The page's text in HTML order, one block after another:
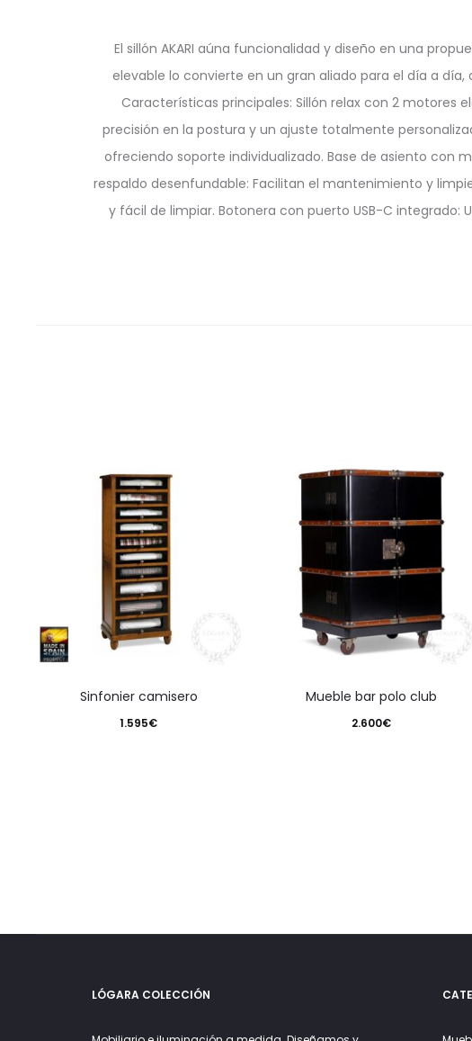
El sillón AKARI aúna funcionalidad y diseño en una
elevable lo convierte en un gran aliado para el día a
Características principales: Sillón relax con 2 motores
precisión en la postura y un ajuste totalmente
ofreciendo soporte individualizado. Base de asiento con
respaldo desenfundable: Facilitan el mantenimiento y
y fácil de limpiar. Botonera con puerto USB-C
sinfonier camisero
1.595€
mueble bar polo club
2.600€
LÓGARA COLECCIÓN